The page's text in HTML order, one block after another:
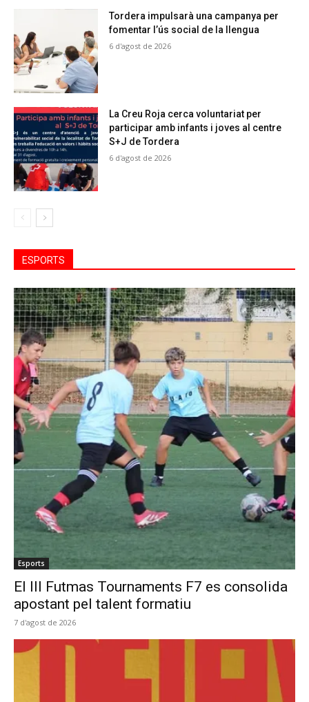
Tordera impulsarà una campanya per
fomentar l’ús social de la llengua
6 d'agost de 2026
La Creu Roja cerca voluntariat per
participar amb infants i joves al centre
S+J de Tordera
6 d'agost de 2026
ESPORTS
Esports
El III Futmas Tournaments F7 es consolida
apostant pel talent formatiu
7 d'agost de 2026